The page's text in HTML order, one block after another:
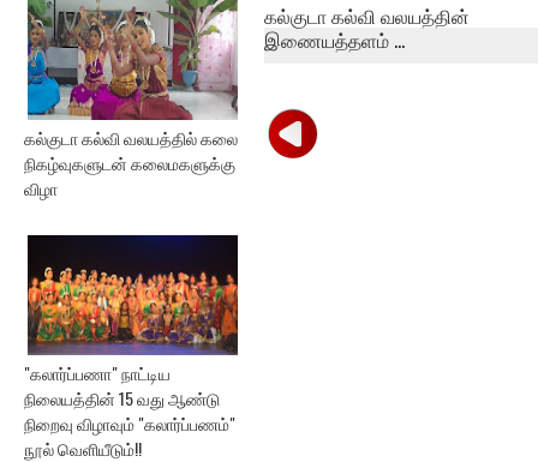
கல்குடா கல்வி வலயத்தில் கலை
நிகழ்வுகளுடன் கலைமகளுக்கு
விழா
"கலார்ப்பணா" நாட்டிய
நிலையத்தின் 15 வது ஆண்டு
நிறைவு விழாவும் "கலார்ப்பணம்"
நூல் வெளியீடும்!!
கல்குடா கல்வி வலயத்தின்
இணையத்தளம் ...